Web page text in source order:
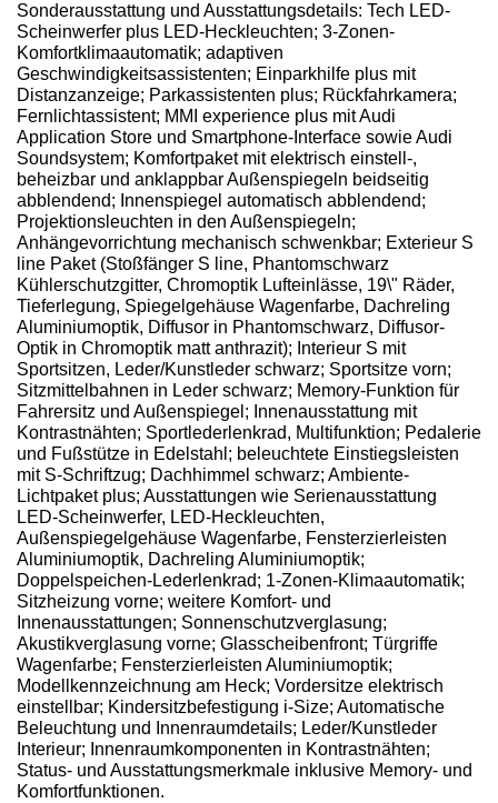
Sonderausstattung und Ausstattungsdetails: Tech LED-
Scheinwerfer plus LED-Heckleuchten; 3-Zonen-
Komfortklimaautomatik; adaptiven
Geschwindigkeitsassistenten; Einparkhilfe plus mit
Distanzanzeige; Parkassistenten plus; Rückfahrkamera;
Fernlichtassistent; MMI experience plus mit Audi
Application Store und Smartphone-Interface sowie Audi
Soundsystem; Komfortpaket mit elektrisch einstell-,
beheizbar und anklappbar Außenspiegeln beidseitig
abblendend; Innenspiegel automatisch abblendend;
Projektionsleuchten in den Außenspiegeln;
Anhängevorrichtung mechanisch schwenkbar; Exterieur S
line Paket (Stoßfänger S line, Phantomschwarz
Kühlerschutzgitter, Chromoptik Lufteinlässe, 19\" Räder,
Tieferlegung, Spiegelgehäuse Wagenfarbe, Dachreling
Aluminiumoptik, Diffusor in Phantomschwarz, Diffusor-
Optik in Chromoptik matt anthrazit); Interieur S mit
Sportsitzen, Leder/Kunstleder schwarz; Sportsitze vorn;
Sitzmittelbahnen in Leder schwarz; Memory-Funktion für
Fahrersitz und Außenspiegel; Innenausstattung mit
Kontrastnähten; Sportlederlenkrad, Multifunktion; Pedalerie
und Fußstütze in Edelstahl; beleuchtete Einstiegsleisten
mit S-Schriftzug; Dachhimmel schwarz; Ambiente-
Lichtpaket plus; Ausstattungen wie Serienausstattung
LED-Scheinwerfer, LED-Heckleuchten,
Außenspiegelgehäuse Wagenfarbe, Fensterzierleisten
Aluminiumoptik, Dachreling Aluminiumoptik;
Doppelspeichen-Lederlenkrad; 1-Zonen-Klimaautomatik;
Sitzheizung vorne; weitere Komfort- und
Innenausstattungen; Sonnenschutzverglasung;
Akustikverglasung vorne; Glasscheibenfront; Türgriffe
Wagenfarbe; Fensterzierleisten Aluminiumoptik;
Modellkennzeichnung am Heck; Vordersitze elektrisch
einstellbar; Kindersitzbefestigung i-Size; Automatische
Beleuchtung und Innenraumdetails; Leder/Kunstleder
Interieur; Innenraumkomponenten in Kontrastnähten;
Status- und Ausstattungsmerkmale inklusive Memory- und
Komfortfunktionen.